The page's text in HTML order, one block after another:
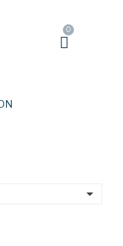
